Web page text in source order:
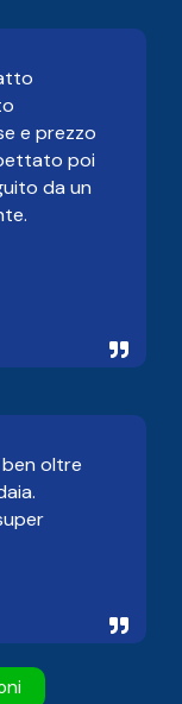
e prezzo
poi
da un
oltre